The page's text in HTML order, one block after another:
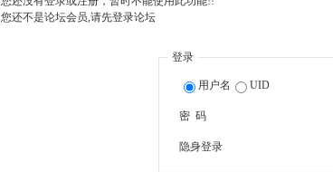
您还不是论坛会员,请先登录论坛
登录
用户名 UID
密 码
隐身登录